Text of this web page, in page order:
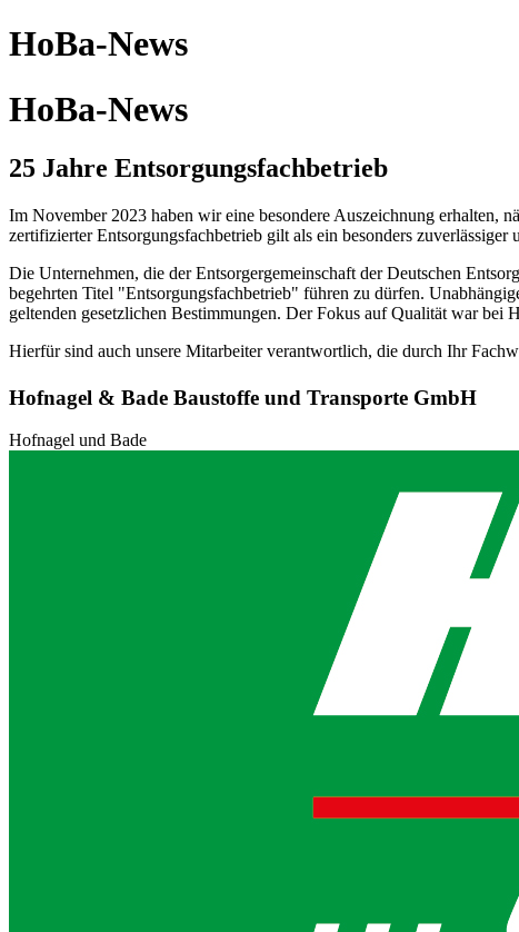
HoBa-News
HoBa-News
25 Jahre Entsorgungsfachbetrieb
Im November 2023 haben wir eine besondere Auszeichnung erhalten,
zertifizierter Entsorgungsfachbetrieb gilt als ein besonders zuverlässiger
Die Unternehmen, die der Entsorgergemeinschaft der Deutschen
begehrten Titel "Entsorgungsfachbetrieb" führen zu dürfen.
geltenden gesetzlichen Bestimmungen. Der Fokus auf Qualität war bei
Hierfür sind auch unsere Mitarbeiter verantwortlich, die durch Ihr
Hofnagel & Bade Baustoffe und Transporte GmbH
Hofnagel und Bade